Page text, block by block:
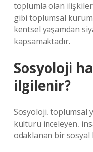
toplumla olan
gibi toplumsal
kentsel yaşamdan
kapsamaktadır.
Sosyoloji
ilgilenir?
Sosyoloji, toplumsal
kültürü inceleyen,
odaklanan bir sosyal